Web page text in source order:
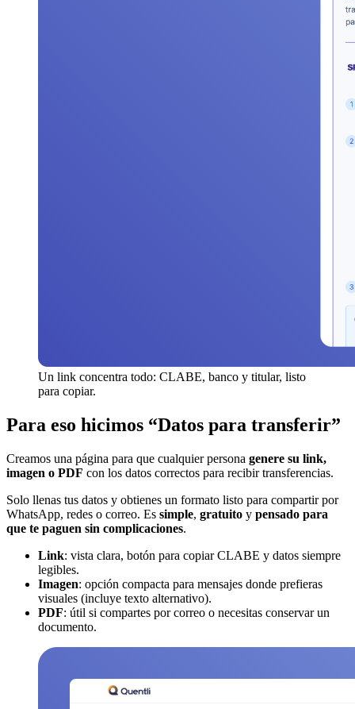
Un link concentra todo: CLABE, banco y titular, listo
para copiar.
Para eso hicimos “Datos para transferir”
Creamos una página para que cualquier persona genere su link,
imagen o PDF con los datos correctos para recibir transferencias.
Solo llenas tus datos y obtienes un formato listo para compartir por
WhatsApp, redes o correo. Es simple, gratuito y pensado para
que te paguen sin complicaciones.
Link: vista clara, botón para copiar CLABE y datos siempre
legibles.
Imagen: opción compacta para mensajes donde prefieras
visuales (incluye texto alternativo).
PDF: útil si compartes por correo o necesitas conservar un
documento.